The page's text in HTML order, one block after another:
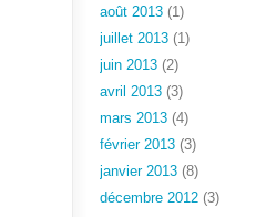
août 2013 (1)
juillet 2013 (1)
juin 2013 (2)
avril 2013 (3)
mars 2013 (4)
février 2013 (3)
janvier 2013 (8)
décembre 2012 (3)